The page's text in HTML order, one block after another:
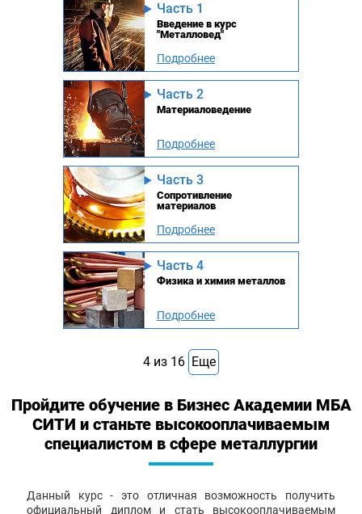
Часть 1
Введение в курс
"Металловед"
Подробнее
Часть 2
Материаловедение
Подробнее
Часть 3
Сопротивление
материалов
Подробнее
Часть 4
Физика и химия металлов
Подробнее
4 из 16 Еще
Пройдите обучение в Бизнес Академии МБА
СИТИ и станьте высокооплачиваемым
специалистом в сфере металлургии
Данный курс - это отличная возможность получить
официальный диплом и стать высокооплачиваемым